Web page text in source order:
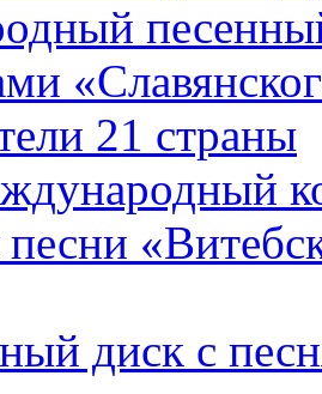
21 страны
песни
диск с